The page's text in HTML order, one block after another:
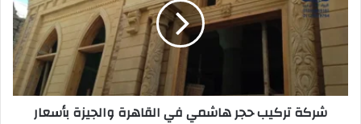
ة
ت
ر
ب
شركة تركيب حجر هاشمي في القاهرة والجيزة بأسعار